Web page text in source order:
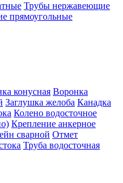
Трубы нержавеющие
прямоугольные
конусная Воронка
Заглушка желоба Канадка
Колено водосточное
Крепление анкерное
сварной Отмет
Труба водосточная